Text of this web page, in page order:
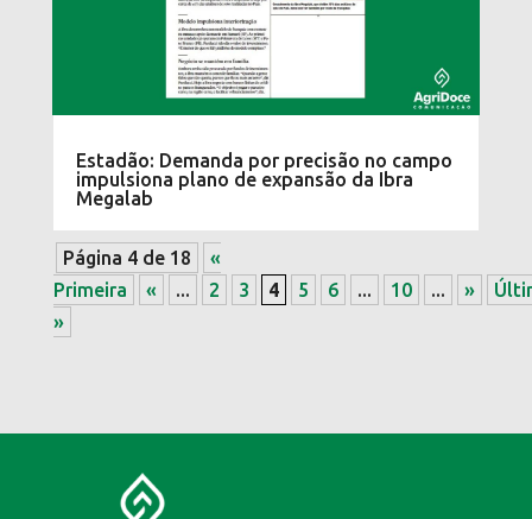
Estadão: Demanda por precisão no campo
impulsiona plano de expansão da Ibra
Megalab
Página 4 de 18
«
Primeira
« ... 2 3 4 5 6 ... 10 ... »
»